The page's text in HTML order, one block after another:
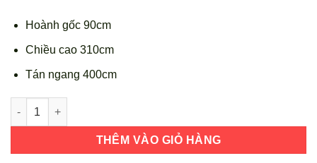
Hoành gốc 90cm
Chiều cao 310cm
Tán ngang 400cm
Cây Mai Vàng Bonsai Cổ Thụ Mã HM001 số lượng
THÊM VÀO GIỎ HÀNG